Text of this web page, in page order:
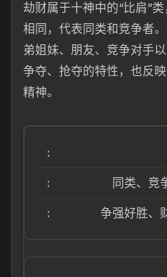
劫财属于十神中的“比肩”
相同，代表同类和竞争者
弟姐妹、朋友、竞争对手
争夺、抢夺的特性，也反
精神。
同类、竞
争强好胜、